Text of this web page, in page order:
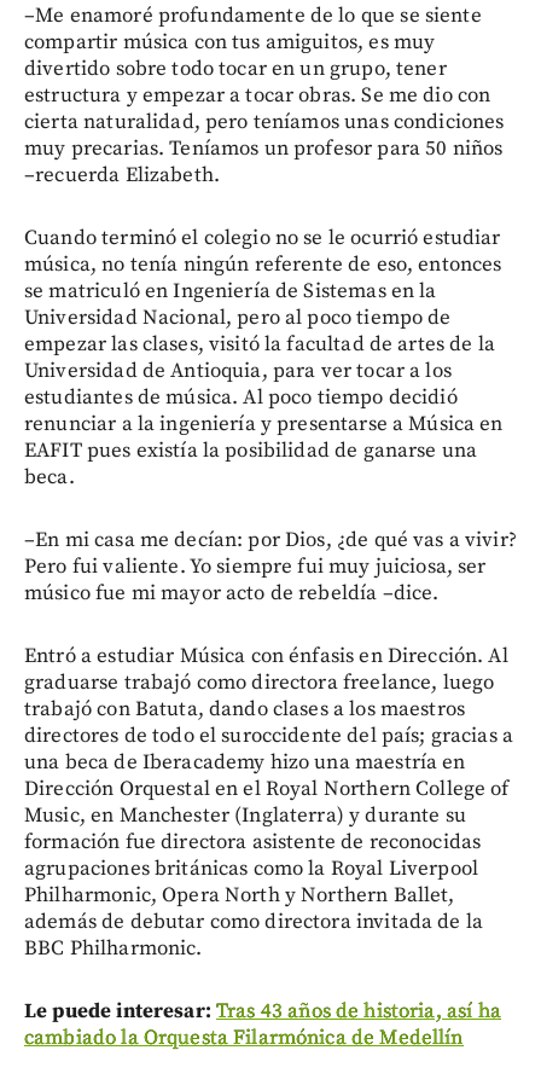
–Me enamoré profundamente de lo que se siente
compartir música con tus amiguitos, es muy
divertido sobre todo tocar en un grupo, tener
estructura y empezar a tocar obras. Se me dio con
cierta naturalidad, pero teníamos unas condiciones
muy precarias. Teníamos un profesor para 50 niños
–recuerda Elizabeth.
Cuando terminó el colegio no se le ocurrió estudiar
música, no tenía ningún referente de eso, entonces
se matriculó en Ingeniería de Sistemas en la
Universidad Nacional, pero al poco tiempo de
empezar las clases, visitó la facultad de artes de la
Universidad de Antioquia, para ver tocar a los
estudiantes de música. Al poco tiempo decidió
renunciar a la ingeniería y presentarse a Música en
EAFIT pues existía la posibilidad de ganarse una
beca.
–En mi casa me decían: por Dios, ¿de qué vas a vivir?
Pero fui valiente. Yo siempre fui muy juiciosa, ser
músico fue mi mayor acto de rebeldía –dice.
Entró a estudiar Música con énfasis en Dirección. Al
graduarse trabajó como directora freelance, luego
trabajó con Batuta, dando clases a los maestros
directores de todo el suroccidente del país; gracias a
una beca de Iberacademy hizo una maestría en
Dirección Orquestal en el Royal Northern College of
Music, en Manchester (Inglaterra) y durante su
formación fue directora asistente de reconocidas
agrupaciones británicas como la Royal Liverpool
Philharmonic, Opera North y Northern Ballet,
además de debutar como directora invitada de la
BBC Philharmonic.
Le puede interesar: Tras 43 años de historia, así ha
cambiado la Orquesta Filarmónica de Medellín